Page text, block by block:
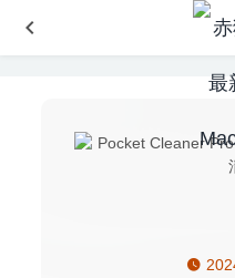
Super Vectorizer Pro